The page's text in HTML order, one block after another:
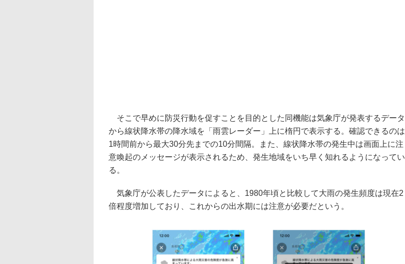
そこで早めに防災行動を促すことを目的とした同機能は気象庁が発表するデータ
から線状降水帯の降水域を「雨雲レーダー」上に楕円で表示する。確認できるのは
1時間前から最大30分先までの10分間隔。また、線状降水帯の発生中は画面上に注
意喚起のメッセージが表示されるため、発生地域をいち早く知れるようになってい
る。
気象庁が公表したデータによると、1980年頃と比較して大雨の発生頻度は現在2
倍程度増加しており、これからの出水期には注意が必要だという。